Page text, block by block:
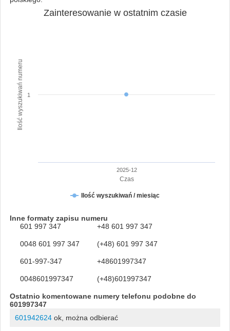
Czas
Ilość wyszukiwań numeru
Zainteresowanie w ostatnim czasie
Ilość wyszukiwań / miesiąc
2025-12
1
Inne formaty zapisu numeru
601 997 347
+48 601 997 347
0048 601 997 347 (+48) 601 997 347
601-997-347 +48601997347
0048601997347 (+48)601997347
Ostatnio komentowane numery telefonu podobne do
601997347
601942624ok, można odbierać